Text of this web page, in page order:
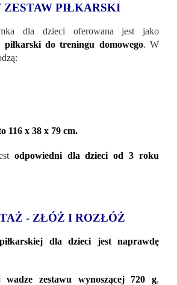
PIŁKARSKI
dla dzieci oferowana jest jako
piłkarski do treningu domowego. W
116 x 38 x 79 cm.
odpowiedni dla dzieci od 3 roku
- ZŁÓŻ I ROZŁÓŻ
dla dzieci jest naprawdę
wadze zestawu wynoszącej 720 g,